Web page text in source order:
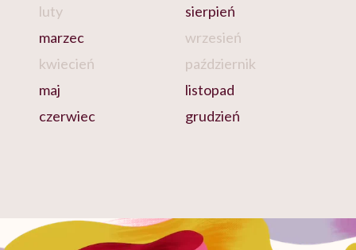
luty
marzec
kwiecień
maj
czerwiec
sierpień
wrzesień
październik
listopad
grudzień